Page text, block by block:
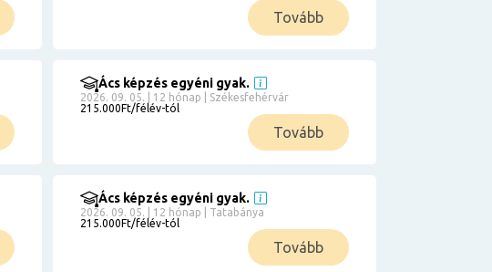
Tovább
Ács képzés egyéni gyak.
2026. 09. 05. | 12 hónap | Székesfehérvár
215.000Ft/félév-tól
Tovább
Ács képzés egyéni gyak.
2026. 09. 05. | 12 hónap | Tatabánya
215.000Ft/félév-tól
Tovább